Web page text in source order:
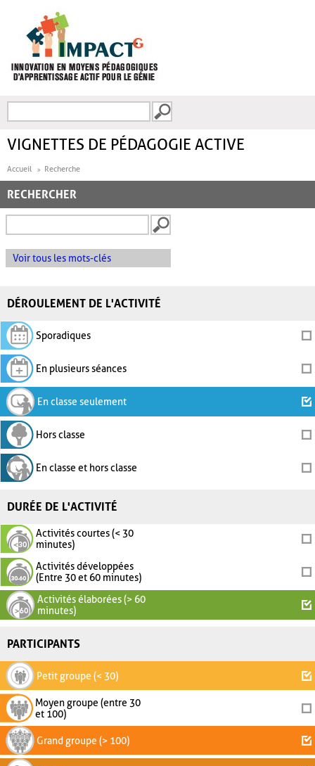
FORMULAIRE DE
VIGNETTES DE PÉDAGOGIE ACTIVE
Accueil Recherche
RECHERCHER
Voir tous les mots-clés
DÉROULEMENT DE L'ACTIVITÉ
Sporadiques
En plusieurs séances
En classe seulement
Hors classe
En classe et hors classe
DURÉE DE L'ACTIVITÉ
Activités courtes (< 30
minutes)
Activités développées
(Entre 30 et 60 minutes)
Activités élaborées (> 60
minutes)
PARTICIPANTS
Petit groupe (< 30)
Moyen groupe (entre 30
et 100)
Grand groupe (> 100)